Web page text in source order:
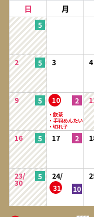
日 月
2 3 4
9 10
16 17
23/
30
24/
31